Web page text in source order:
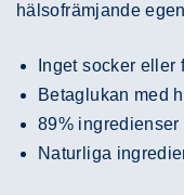
hälsofrämjande
Inget socker eller
Betaglukan med
89%
Naturliga